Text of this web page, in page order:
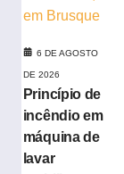
agosto
BRUSQUE:
6 DE AGOSTO
DE 2026
Princípio de
incêndio em
máquina de
lavar